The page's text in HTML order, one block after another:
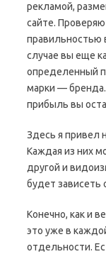
рекламой,
сайте.
правильностью
случае вы еще
определенный
марки — бренда.
прибыль вы
Здесь я привел
Каждая из них
другой и
будет зависеть
Конечно, как и
это уже в
отдельности.